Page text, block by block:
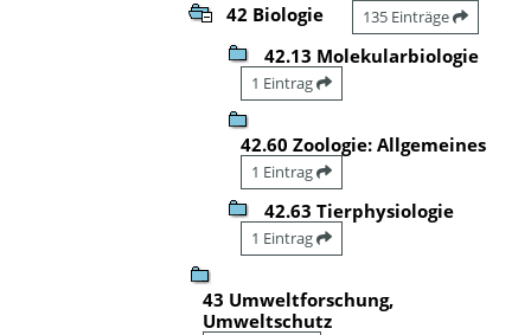
42 Biologie 135 Einträge
42.13 Molekularbiologie
1 Eintrag
42.60 Zoologie: Allgemeines
1 Eintrag
42.63 Tierphysiologie
1 Eintrag
43 Umweltforschung,
Umweltschutz